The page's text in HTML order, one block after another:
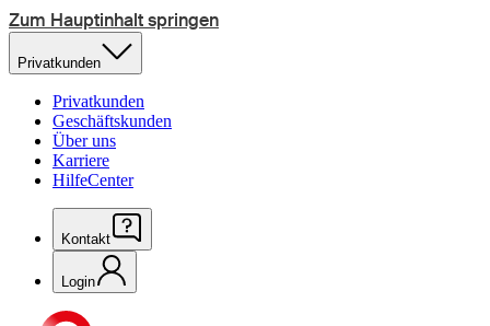
Zum Hauptinhalt springen
Privatkunden
Privatkunden
Geschäftskunden
Über uns
Karriere
HilfeCenter
Kontakt
Login